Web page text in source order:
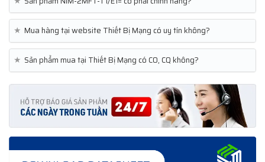
★ Mua hàng tại website Thiết Bị Mạng có uy tín không?
★ Sản phẩm mua tại Thiết Bị Mạng có CO, CQ không?